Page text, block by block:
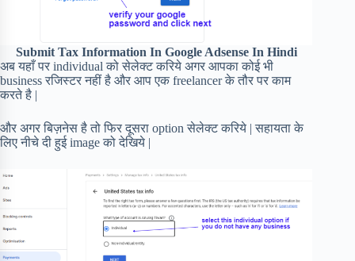
Submit Tax Information In Google Adsense In Hindi
अब यहाँ पर individual को सेलेक्ट करिये अगर आपका कोई भी
business रजिस्टर नहीं है और आप एक freelancer के तौर पर काम
करते है |
और अगर बिज़नेस है तो फिर दूसरा option सेलेक्ट करिये | सहायता के
लिए नीचे दी हुई image को देखिये |